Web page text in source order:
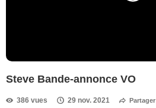
Steve Bande-annonce VO
386 vues 29 nov. 2021 Partager